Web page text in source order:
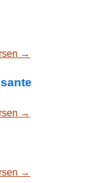
→
→
→